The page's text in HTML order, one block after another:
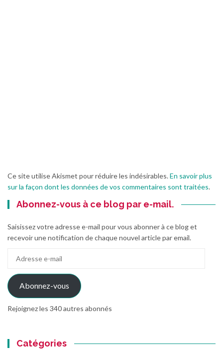
Ce site utilise Akismet pour réduire les indésirables.En savoir plus
sur la façon dont les données de vos commentaires sont traitées.
Abonnez-vous à ce blog par e-mail.
Saisissez votre adresse e-mail pour vous abonner à ce blog et
recevoir une notification de chaque nouvel article par email.
mail
Abonnez-vous
Rejoignez les 340 autres abonnés
Catégories